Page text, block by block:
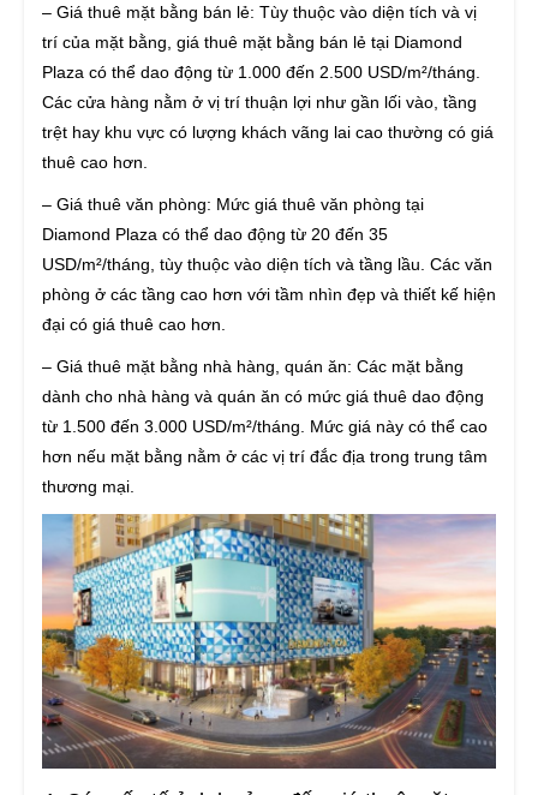
– Giá thuê mặt bằng bán lẻ: Tùy thuộc vào diện tích và vị
trí của mặt bằng, giá thuê mặt bằng bán lẻ tại Diamond
Plaza có thể dao động từ 1.000 đến 2.500 USD/m²/tháng.
Các cửa hàng nằm ở vị trí thuận lợi như gần lối vào, tầng
trệt hay khu vực có lượng khách vãng lai cao thường có giá
thuê cao hơn.
– Giá thuê văn phòng: Mức giá thuê văn phòng tại
Diamond Plaza có thể dao động từ 20 đến 35
USD/m²/tháng, tùy thuộc vào diện tích và tầng lầu. Các văn
phòng ở các tầng cao hơn với tầm nhìn đẹp và thiết kế hiện
đại có giá thuê cao hơn.
– Giá thuê mặt bằng nhà hàng, quán ăn: Các mặt bằng
dành cho nhà hàng và quán ăn có mức giá thuê dao động
từ 1.500 đến 3.000 USD/m²/tháng. Mức giá này có thể cao
hơn nếu mặt bằng nằm ở các vị trí đắc địa trong trung tâm
thương mại.